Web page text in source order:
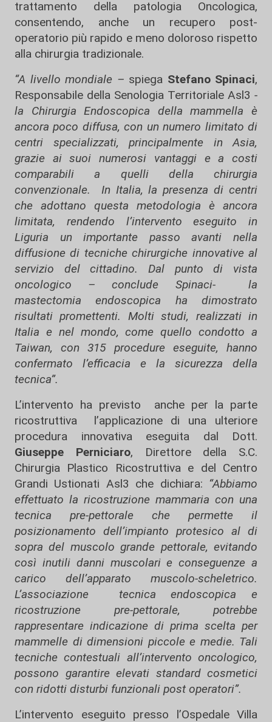
trattamento della patologia Oncologica,
consentendo, anche un recupero post-
operatorio più rapido e meno doloroso rispetto
alla chirurgia tradizionale.
“A livello mondiale – spiega Stefano Spinaci,
Responsabile della Senologia Territoriale Asl3 -
la Chirurgia Endoscopica della mammella è
ancora poco diffusa, con un numero limitato di
centri specializzati, principalmente in Asia,
grazie ai suoi numerosi vantaggi e a costi
comparabili a quelli della chirurgia
convenzionale. In Italia, la presenza di centri
che adottano questa metodologia è ancora
limitata, rendendo l’intervento eseguito in
Liguria un importante passo avanti nella
diffusione di tecniche chirurgiche innovative al
servizio del cittadino. Dal punto di vista
oncologico – conclude Spinaci- la
mastectomia endoscopica ha dimostrato
risultati promettenti. Molti studi, realizzati in
Italia e nel mondo, come quello condotto a
Taiwan, con 315 procedure eseguite, hanno
confermato l’efficacia e la sicurezza della
tecnica”.
L’intervento ha previsto anche per la parte
ricostruttiva l’applicazione di una ulteriore
procedura innovativa eseguita dal Dott.
Giuseppe Perniciaro, Direttore della S.C.
Chirurgia Plastico Ricostruttiva e del Centro
Grandi Ustionati Asl3 che dichiara: “Abbiamo
effettuato la ricostruzione mammaria con una
tecnica pre-pettorale che permette il
posizionamento dell’impianto protesico al di
sopra del muscolo grande pettorale, evitando
così inutili danni muscolari e conseguenze a
carico dell’apparato muscolo-scheletrico.
L’associazione tecnica endoscopica e
ricostruzione pre-pettorale, potrebbe
rappresentare indicazione di prima scelta per
mammelle di dimensioni piccole e medie. Tali
tecniche contestuali all’intervento oncologico,
possono garantire elevati standard cosmetici
con ridotti disturbi funzionali post operatori”.
L’intervento eseguito presso l’Ospedale Villa